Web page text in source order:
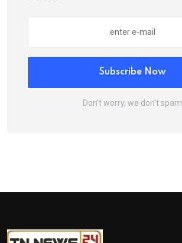
Subscribe Now
Don’t worry, we don’t spam